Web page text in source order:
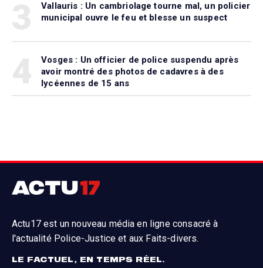
Vallauris : Un cambriolage tourne mal, un policier
municipal ouvre le feu et blesse un suspect
Vosges : Un officier de police suspendu après
avoir montré des photos de cadavres à des
lycéennes de 15 ans
Actu17 est un nouveau média en ligne consacré à
l'actualité Police-Justice et aux Faits-divers.
LE FACTUEL, EN TEMPS RÉEL.